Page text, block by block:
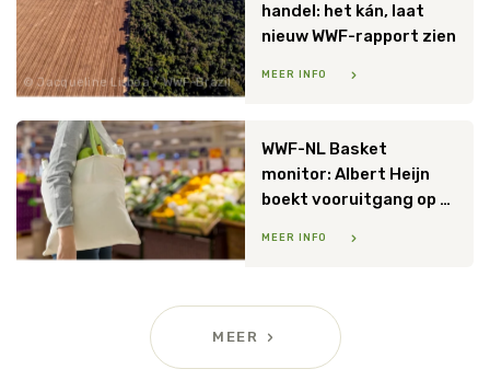
Jacqueline Lisboa / WWF-Brazil
handel: het kán, laat
nieuw WWF-rapport zien
MEER INFO
WWF-NL Basket
monitor: Albert Heijn
boekt vooruitgang op diverse duurzaamheidsthema’s
MEER INFO
MEER